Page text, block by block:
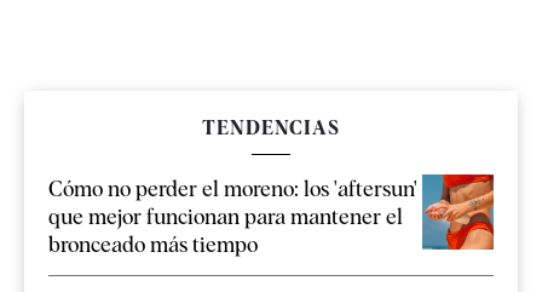
TENDENCIAS
Cómo no perder el moreno: los 'aftersun'
que mejor funcionan para mantener el
bronceado más tiempo